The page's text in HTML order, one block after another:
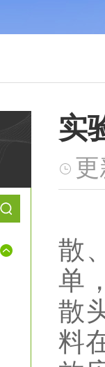
实
散
单
散
料